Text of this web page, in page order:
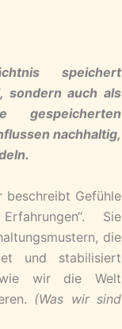
speichert
sondern auch als
gespeicherten
nachhaltig,
beschreibt Gefühle
Sie
die
und stabilisiert
wir die Welt
(Was wir sind